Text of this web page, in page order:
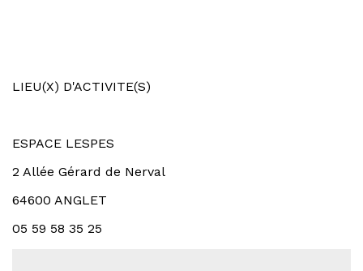
LIEU(X) D'ACTIVITE(S)
ESPACE LESPES
2 Allée Gérard de Nerval
64600 ANGLET
05 59 58 35 25